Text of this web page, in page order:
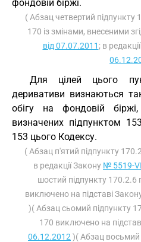
фондовій біржі.
( Абзац четвертий підпункту
170 із змінами, внесеними
від 07.07.2011 ; в
Для цілей цього
деривативи визнаються
обігу на фондовій
визначених підпунктом
153 цього Кодексу.
( Абзац п'ятий підпункту
в редакції Закону № 5519-
шостий підпункту 170.2.6
виключено на підставі
)( Абзац сьомий підпункту
170 виключено на
06.12.2012 )( Абзац восьмий